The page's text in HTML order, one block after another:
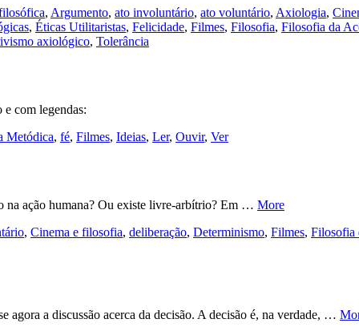
, Argumento, ato involuntário, ato voluntário, Axiologia,
, Éticas Utilitaristas, Felicidade, Filmes, Filosofia, Filosofia da
axiológico, Tolerância
com legendas:
Metódica, fé, Filmes, Ideias, Ler, Ouvir, Ver
na ação humana? Ou existe livre-arbítrio? Em … More
, Cinema e filosofia, deliberação, Determinismo, Filmes, Filosofia
agora a discussão acerca da decisão. A decisão é, na verdade, …